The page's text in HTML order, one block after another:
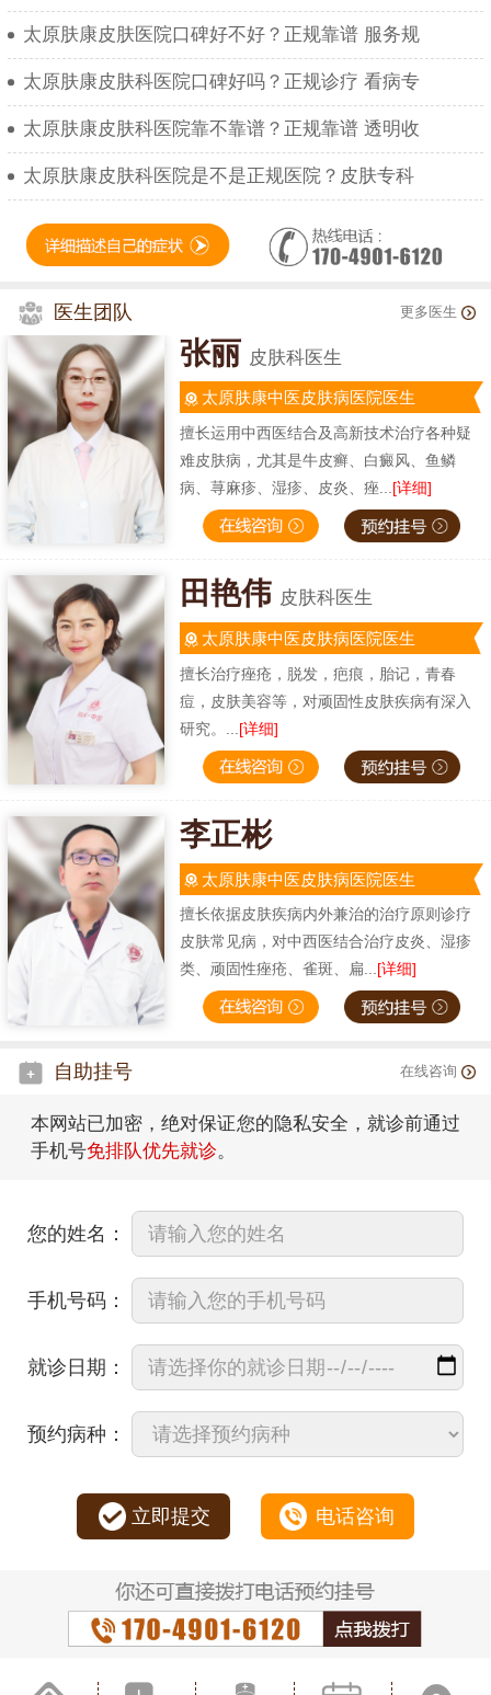
太原肤康皮肤医院口碑好不好？正规靠谱 服务规
太原肤康皮肤科医院口碑好吗？正规诊疗 看病专
太原肤康皮肤科医院靠不靠谱？正规靠谱 透明收
太原肤康皮肤科医院是不是正规医院？皮肤专科
医生团队 更多医生
张丽 皮肤科医生
太原肤康中医皮肤病医院医生
擅长运用中西医结合及高新技术治疗各种疑
难皮肤病，尤其是牛皮癣、白癜风、鱼鳞
病、荨麻疹、湿疹、皮炎、痤... [详细]
田艳伟 皮肤科医生
太原肤康中医皮肤病医院医生
擅长治疗痤疮，脱发，疤痕，胎记，青春
痘，皮肤美容等，对顽固性皮肤疾病有深入
研究。... [详细]
李正彬
太原肤康中医皮肤病医院医生
擅长依据皮肤疾病内外兼治的治疗原则诊疗
皮肤常见病，对中西医结合治疗皮炎、湿疹
类、顽固性痤疮、雀斑、扁...[详细]
自助挂号 在线咨询
本网站已加密，绝对保证您的隐私安全，就诊前通过
手机号免排队优先就诊。
您的姓名：
手机号码：
就诊日期：
预约病种：
立即提交 电话咨询